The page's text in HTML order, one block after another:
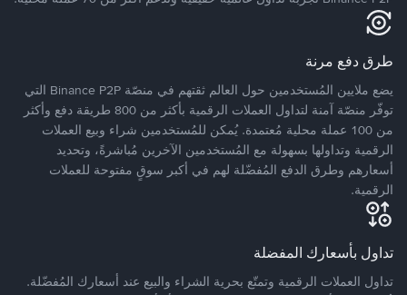
طرق دفع مرنة
يضع ملايين المُستخدمين حول العالم ثقتهم في منصّة Binance P2P التي
توفّر منصّة آمنة لتداول العملات الرقمية بأكثر من 800 طريقة دفع وأكثر
من 100 عملة محلية مُعتمدة. يُمكن للمُستخدمين شراء وبيع العملات
الرقمية وتداولها بسهولة مع المُستخدمين الآخرين مُباشرةً، وتحديد
أسعارهم وطرق الدفع المُفضّلة لهم في أكبر سوقٍ مفتوحة للعملات
الرقمية.
تداول بأسعارك المفضلة
تداول العملات الرقمية وتمتّع بحرية الشراء والبيع عند أسعارك المُفضّلة.